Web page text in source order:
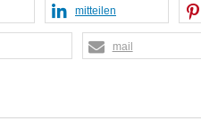
mitteilen
mail